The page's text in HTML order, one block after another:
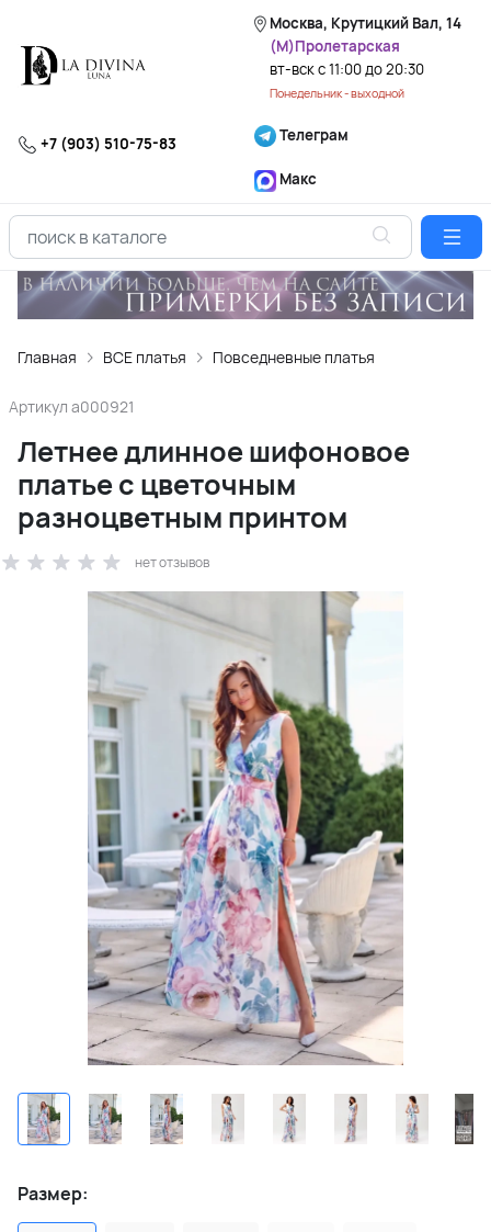
Москва, Крутицкий Вал, 14
(М)Пролетарская
вт-вск с 11:00 до 20:30
Понедельник - выходной
+7 (903) 510-75-83 Телеграм
Макс
Главная ВСЕ платья Повседневные платья
Артикул a000921
Летнее длинное шифоновое
платье с цветочным
разноцветным принтом
нет отзывов
Размер: